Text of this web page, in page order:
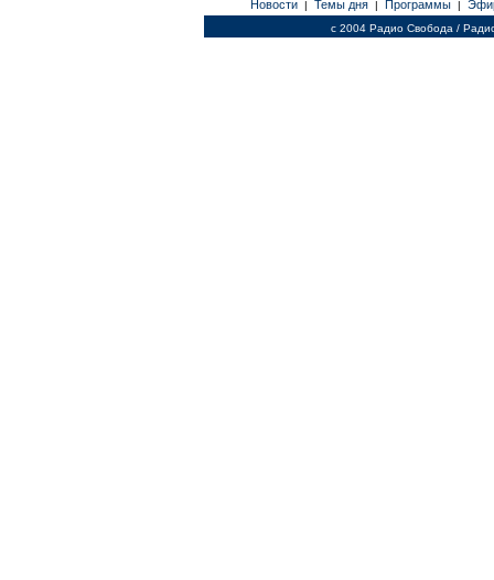
Новости | Темы дня | Программы |
c 2004 Радио Свобода /